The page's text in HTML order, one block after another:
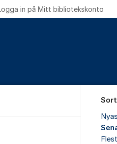
in på Mitt bibliotekskonto